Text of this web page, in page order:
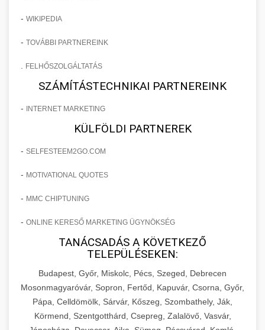
- WIKIPEDIA
- TOVÁBBI PARTNEREINK
FELHŐSZOLGÁLTATÁS
SZÁMÍTÁSTECHNIKAI PARTNEREINK
- INTERNET MARKETING
KÜLFÖLDI PARTNEREK
- SELFESTEEM2GO.COM
- MOTIVATIONAL QUOTES
- MMC CHIPTUNING
- ONLINE KERESŐ MARKETING ÜGYNÖKSÉG
TANÁCSADÁS A KÖVETKEZŐ
TELEPÜLÉSEKEN:
Budapest, Győr, Miskolc, Pécs, Szeged, Debrecen
Mosonmagyaróvár, Sopron, Fertőd, Kapuvár, Csorna, Győr,
Pápa, Celldömölk, Sárvár, Kőszeg, Szombathely, Ják,
Körmend, Szentgotthárd, Csepreg, Zalalövő, Vasvár,